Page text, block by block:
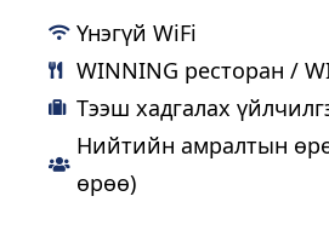
Үнэгүй WiFi
WINNING ресторан /
Тээш хадгалах
Нийтийн амралтын
өрөө)